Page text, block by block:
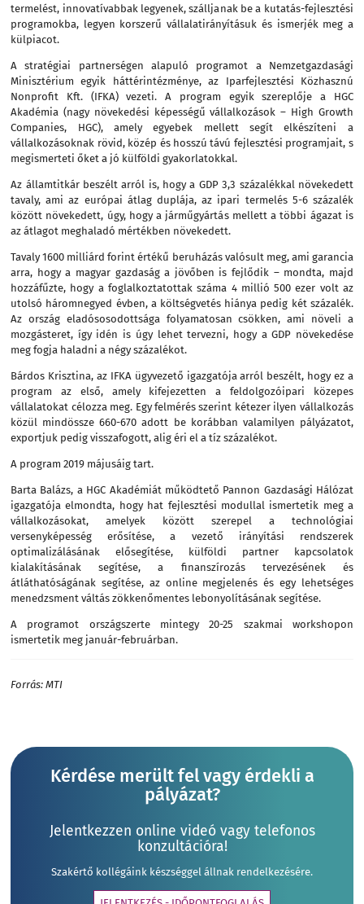
termelést, innovatívabbak legyenek, szálljanak be a kutatás-fejlesztési
programokba, legyen korszerű vállalatirányításuk és ismerjék meg a
külpiacot.
A stratégiai partnerségen alapuló programot a Nemzetgazdasági
Minisztérium egyik háttérintézménye, az Iparfejlesztési Közhasznú
Nonprofit Kft. (IFKA) vezeti. A program egyik szereplője a HGC
Akadémia (nagy növekedési képességű vállalkozások – High Growth
Companies, HGC), amely egyebek mellett segít elkészíteni a
vállalkozásoknak rövid, közép és hosszú távú fejlesztési programjait, s
megismerteti őket a jó külföldi gyakorlatokkal.
Az államtitkár beszélt arról is, hogy a GDP 3,3 százalékkal növekedett
tavaly, ami az európai átlag duplája, az ipari termelés 5-6 százalék
között növekedett, úgy, hogy a járműgyártás mellett a többi ágazat is
az átlagot meghaladó mértékben növekedett.
Tavaly 1600 milliárd forint értékű beruházás valósult meg, ami garancia
arra, hogy a magyar gazdaság a jövőben is fejlődik – mondta, majd
hozzáfűzte, hogy a foglalkoztatottak száma 4 millió 500 ezer volt az
utolsó háromnegyed évben, a költségvetés hiánya pedig két százalék.
Az ország eladósosodottsága folyamatosan csökken, ami növeli a
mozgásteret, így idén is úgy lehet tervezni, hogy a GDP növekedése
meg fogja haladni a négy százalékot.
Bárdos Krisztina, az IFKA ügyvezető igazgatója arról beszélt, hogy ez a
program az első, amely kifejezetten a feldolgozóipari közepes
vállalatokat célozza meg. Egy felmérés szerint kétezer ilyen vállalkozás
közül mindössze 660-670 adott be korábban valamilyen pályázatot,
exportjuk pedig visszafogott, alig éri el a tíz százalékot.
A program 2019 májusáig tart.
Barta Balázs, a HGC Akadémiát működtető Pannon Gazdasági Hálózat
igazgatója elmondta, hogy hat fejlesztési modullal ismertetik meg a
vállalkozásokat, amelyek között szerepel a technológiai
versenyképesség erősítése, a vezető irányítási rendszerek
optimalizálásának elősegítése, külföldi partner kapcsolatok
kialakításának segítése, a finanszírozás tervezésének és
átláthatóságának segítése, az online megjelenés és egy lehetséges
menedzsment váltás zökkenőmentes lebonyolításának segítése.
A programot országszerte mintegy 20-25 szakmai workshopon
ismertetik meg január-februárban.
Forrás: MTI
Kérdése merült fel vagy érdekli a
pályázat?
Jelentkezzen online videó vagy telefonos
konzultációra!
Szakértő kollégáink készséggel állnak rendelkezésére.